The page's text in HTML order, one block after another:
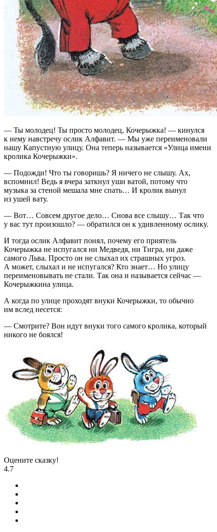
— Ты молодец! Ты просто молодец, Кочерыжка! — кинулся
к нему навстречу ослик Алфавит. — Мы уже переименовали
нашу Капустную улицу. Она теперь называется «Улица имени
кролика Кочерыжки».
— Подожди! Что ты говоришь? Я ничего не слышу. Ах,
вспомнил! Ведь я вчера заткнул уши ватой, потому что
музыка за стеной мешала мне спать… И кролик вынул
из ушей вату.
— Вот… Совсем другое дело… Снова все слышу… Так что
у вас тут произошло? — обратился он к удивленному ослику.
И тогда ослик Алфавит понял, почему его приятель
Кочерыжка не испугался ни Медведя, ни Тигра, ни даже
самого Льва. Просто он не слыхал их страшных угроз.
А может, слыхал и не испугался? Кто знает… Но улицу
переименовывать не стали. Так она и называется сейчас —
Кочерыжкина улица.
А когда по улице проходят внуки Кочерыжки, то обычно
им вслед несется:
— Смотрите? Вон идут внуки того самого кролика, который
никого не боялся!
Оцените сказку!
4.7